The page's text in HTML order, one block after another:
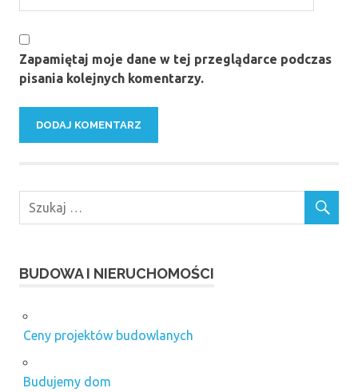
Zapamiętaj moje dane w tej przeglądarce podczas
pisania kolejnych komentarzy.
BUDOWA I NIERUCHOMOŚCI
Ceny projektów budowlanych
Budujemy dom